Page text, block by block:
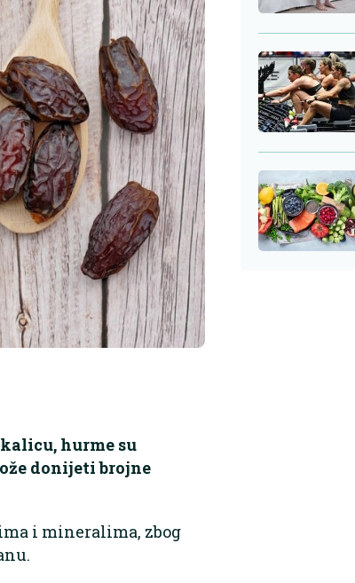
hurme su
donijeti brojne
i mineralima, zbog